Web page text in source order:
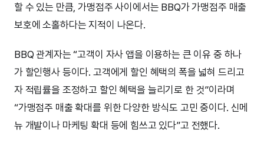
할 수 있는 만큼, 가맹점주 사이에서는 BBQ가 가맹점주 매출
보호에 소홀하다는 지적이 나온다.
BBQ 관계자는 “고객이 자사 앱을 이용하는 큰 이유 중 하나
가 할인행사 등이다. 고객에게 할인 혜택의 폭을 넓혀 드리고
자 적립률을 조정하고 할인 혜택을 늘리기로 한 것”이라며
“가맹점주 매출 확대를 위한 다양한 방식도 고민 중이다. 신메
뉴 개발이나 마케팅 확대 등에 힘쓰고 있다”고 전했다.